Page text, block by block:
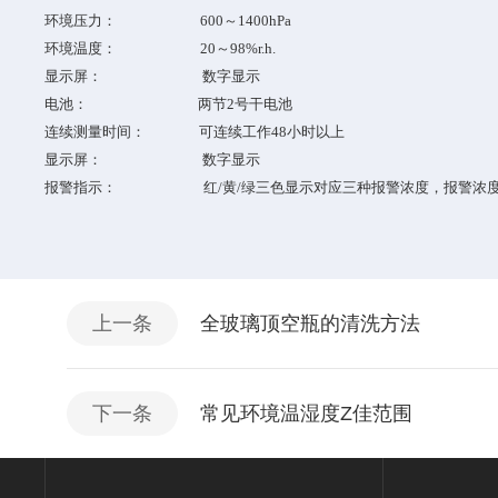
环境压力： 600～1400hPa
环境温度： 20～98%r.h.
显示屏： 数字显示
电池： 两节2号干电池
连续测量时间：
可连续工作48小时以上
显示屏： 数字显示
报警指示：
红/黄/绿三色显示对应三种报警浓度，报警浓
上一条 全玻璃顶空瓶的清洗方法
下一条 常见环境温湿度Z佳范围